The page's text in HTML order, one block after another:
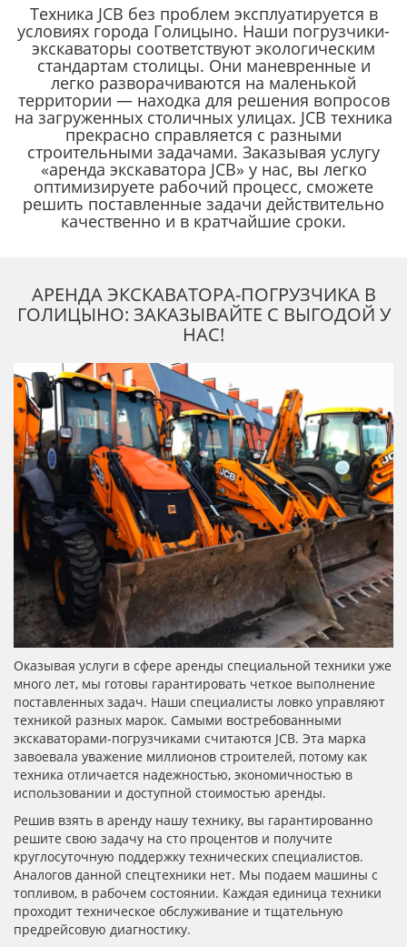
Техника JCB без проблем эксплуатируется в
условиях города Голицыно. Наши погрузчики-
экскаваторы соответствуют экологическим
стандартам столицы. Они маневренные и
легко разворачиваются на маленькой
территории — находка для решения вопросов
на загруженных столичных улицах. JCB техника
прекрасно справляется с разными
строительными задачами. Заказывая услугу
«аренда экскаватора JCB» у нас, вы легко
оптимизируете рабочий процесс, сможете
решить поставленные задачи действительно
качественно и в кратчайшие сроки.
АРЕНДА ЭКСКАВАТОРА-ПОГРУЗЧИКА В
ГОЛИЦЫНО: ЗАКАЗЫВАЙТЕ С ВЫГОДОЙ У
НАС!
Оказывая услуги в сфере аренды специальной техники уже
много лет, мы готовы гарантировать четкое выполнение
поставленных задач. Наши специалисты ловко управляют
техникой разных марок. Самыми востребованными
экскаваторами-погрузчиками считаются JCB. Эта марка
завоевала уважение миллионов строителей, потому как
техника отличается надежностью, экономичностью в
использовании и доступной стоимостью аренды.
Решив взять в аренду нашу технику, вы гарантированно
решите свою задачу на сто процентов и получите
круглосуточную поддержку технических специалистов.
Аналогов данной спецтехники нет. Мы подаем машины с
топливом, в рабочем состоянии. Каждая единица техники
проходит техническое обслуживание и тщательную
предрейсовую диагностику.